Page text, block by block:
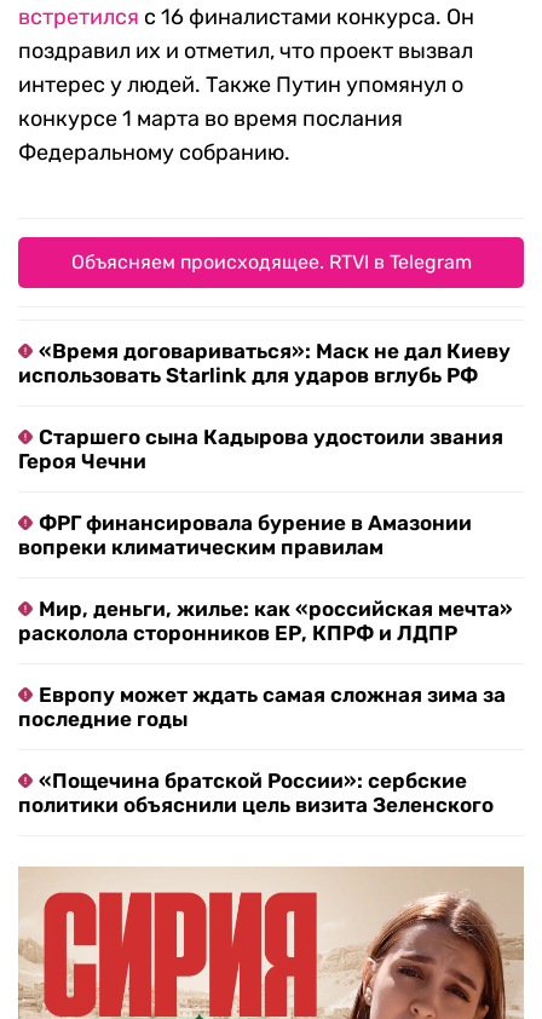
встретился с 16 финалистами конкурса. Он
поздравил их и отметил, что проект вызвал
интерес у людей. Также Путин упомянул о
конкурсе 1 марта во время послания
Федеральному собранию.
Объясняем происходящее. RTVI в Telegram
«Время договариваться»: Маск не дал Киеву
использовать Starlink для ударов вглубь РФ
Старшего сына Кадырова удостоили звания
Героя Чечни
ФРГ финансировала бурение в Амазонии
вопреки климатическим правилам
Мир, деньги, жилье: как «российская мечта»
расколола сторонников ЕР, КПРФ и ЛДПР
Европу может ждать самая сложная зима за
последние годы
«Пощечина братской России»: сербские
политики объяснили цель визита Зеленского